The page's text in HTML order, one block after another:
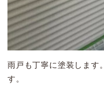
雨戸も丁寧に塗装します
す。